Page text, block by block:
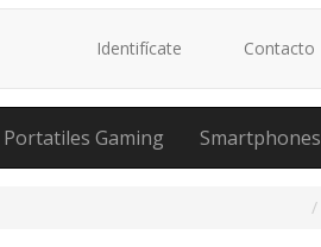
Identifícate Contacto
Portatiles Gaming Smartphones